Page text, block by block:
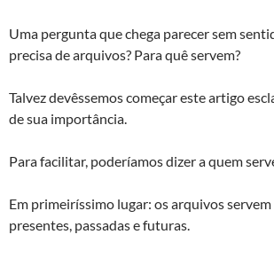
Uma pergunta que chega parecer sem
precisa de arquivos? Para quê servem?
Talvez devêssemos começar este artigo
de sua importância.
Para facilitar, poderíamos dizer a quem
Em primeiríssimo lugar: os arquivos servem
presentes, passadas e futuras.